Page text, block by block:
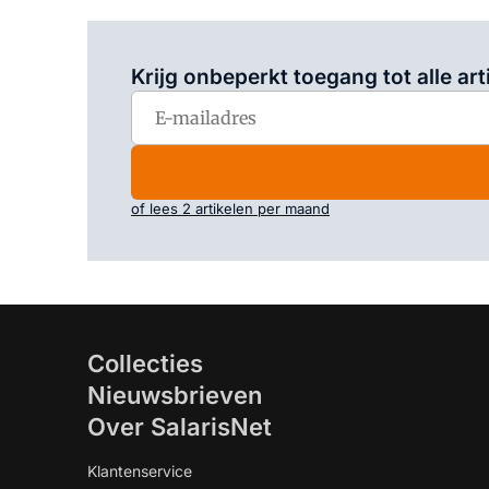
Krijg onbeperkt toegang tot alle
of lees 2 artikelen per maand
Collecties
Nieuwsbrieven
Over SalarisNet
Klantenservice